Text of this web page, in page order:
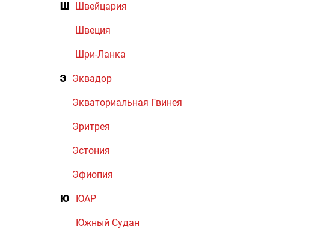
Ш Швейцария
Швеция
Шри-Ланка
Э Эквадор
Экваториальная Гвинея
Эритрея
Эстония
Эфиопия
Ю ЮАР
Южный Судан